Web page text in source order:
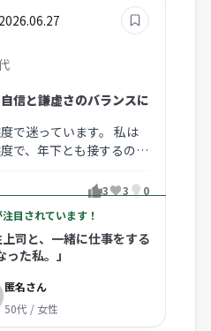
2026.06.27
信と謙虚さのバランスに
で迷っています。 私は
で、年下とも接するので
3 3
0
目されています！
上司と、一緒に仕事をする
った私。」
匿名さん
50代 / 女性